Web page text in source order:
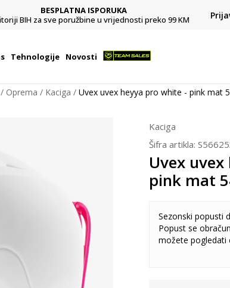
BESPLATNA ISPORUKA
BIH za sve poružbine u vrijednosti preko 99 KM
Tehnologije Novosti
Oprema Kaciga Uvex uvex heyya pro white - pink mat
Kaciga
Šifra artikla:
Uvex
pink mat
Sezonski popusti
Popust se
možete pogledati